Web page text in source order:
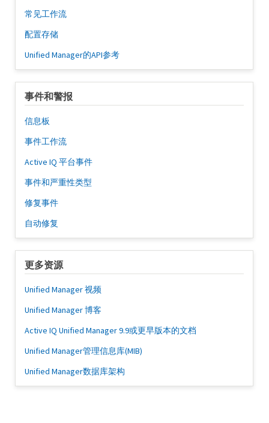
常见工作流
配置存储
Unified Manager的API参考
事件和警报
信息板
事件工作流
Active IQ 平台事件
事件和严重性类型
修复事件
自动修复
更多资源
Unified Manager 视频
Unified Manager 博客
Active IQ Unified Manager 9.9或更早版本的文档
Unified Manager管理信息库(MIB)
Unified Manager数据库架构